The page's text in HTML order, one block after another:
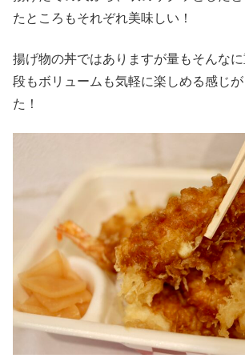
たところもそれぞれ美味しい！
揚げ物の丼ではありますが量もそんな
段もボリュームも気軽に楽しめる感じ
た！